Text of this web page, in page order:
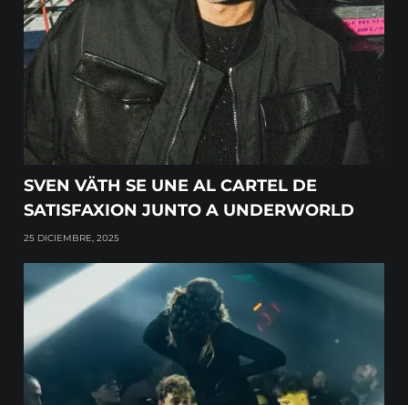
SVEN VÄTH SE UNE AL CARTEL DE
SATISFAXION JUNTO A UNDERWORLD
25 DICIEMBRE, 2025